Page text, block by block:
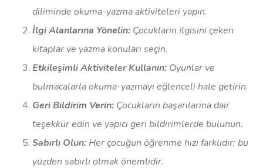
diliminde okuma-yazma aktiviteleri yapın.
İlgi Alanlarına Yönelin: Çocukların ilgisini çeken
kitaplar ve yazma konuları seçin.
Etkileşimli Aktiviteler Kullanın: Oyunlar ve
bulmacalarla okuma-yazmayı eğlenceli hale getirin.
Geri Bildirim Verin: Çocukların başarılarına dair
teşekkür edin ve yapıcı geri bildirimlerde bulunun.
Sabırlı Olun: Her çocuğun öğrenme hızı farklıdır; bu
yüzden sabırlı olmak önemlidir.